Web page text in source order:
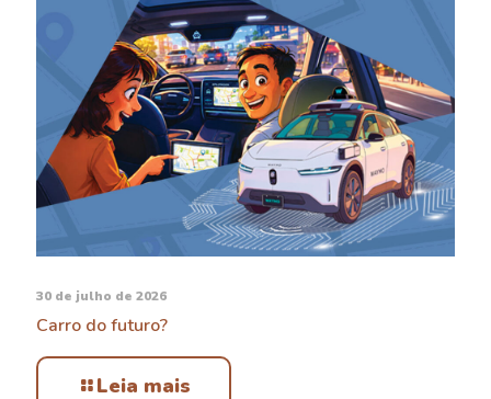
30 de julho de 2026
Carro do futuro?
Leia mais